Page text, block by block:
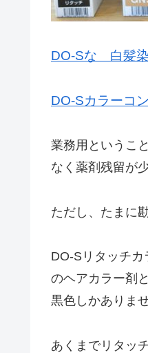
DO-Sな 白髪
DO-Sカラーコ
業務用というこ
なく薬剤残留が
ただし、たまに
DO-Sリタッチ
のヘアカラー剤
黒色しかありませ
あくまでリタッ